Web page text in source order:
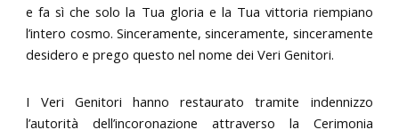
e fa sì che solo la Tua gloria e la Tua vittoria riempiano
l’intero cosmo. Sinceramente, sinceramente, sinceramente
desidero e prego questo nel nome dei Veri Genitori.
I Veri Genitori hanno restaurato tramite indennizzo
l’autorità dell’incoronazione attraverso la Cerimonia